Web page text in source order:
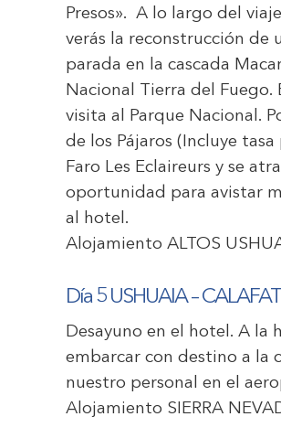
Presos». A lo largo del
verás la reconstrucción de
parada en la cascada
Nacional Tierra del Fuego.
visita al Parque Nacional.
de los Pájaros (Incluye
Faro Les Eclaireurs y se
oportunidad para avistar
al hotel.
Alojamiento ALTOS
Día 5 USHUAIA –
Desayuno en el hotel. A la
embarcar con destino a la
nuestro personal en el
Alojamiento SIERRA